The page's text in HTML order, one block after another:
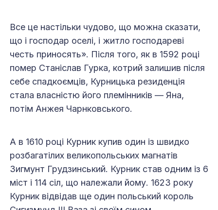
Все це настільки чудово, що можна сказати,
що і господар оселі, і житло господареві
честь приносять». Після того, як в 1592 році
помер Станіслав Гурка, котрий залишив після
себе спадкоємців, Курницька резиденція
стала власністю його племінників — Яна,
потім Анжея Чарнковського.
А в 1610 році Курник купив один із швидко
розбагатілих великопольських магнатів
Зигмунт Грудзинський. Курник став одним із 6
міст і 114 сіл, що належали йому. 1623 року
Курник відвідав ще один польський король